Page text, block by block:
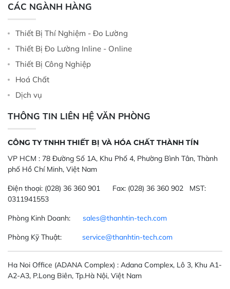
CÁC NGÀNH HÀNG
Thiết Bị Thí Nghiệm - Đo Lường
Thiết Bị Đo Lường Inline - Online
Thiết Bị Công Nghiệp
Hoá Chất
Dịch vụ
THÔNG TIN LIÊN HỆ VĂN PHÒNG
CÔNG TY TNHH THIẾT BỊ VÀ HÓA CHẤT THÀNH TÍN
VP HCM : 78 Đường Số 1A, Khu Phố 4, Phường Bình Tân, Thành
phố Hồ Chí Minh, Việt Nam
Điện thoại: (028) 36 360 901 Fax: (028) 36 360 902 MST:
0311941553
Phòng Kinh Doanh: sales@thanhtin-tech.com
Phòng Kỹ Thuật: service@thanhtin-tech.com
Ha Noi Office (ADANA Complex) : Adana Complex, Lô 3, Khu A1-
A2-A3, P.Long Biên, Tp.Hà Nội, Việt Nam